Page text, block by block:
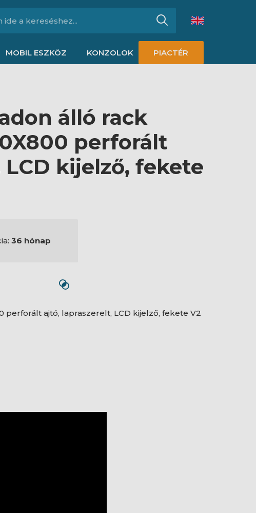
MOBIL ESZKÖZ KONZOLOK PIACTÉR
álló rack
perforált
kijelző, fekete
36 hónap
perforált ajtó, lapraszerelt, LCD kijelző, fekete V2